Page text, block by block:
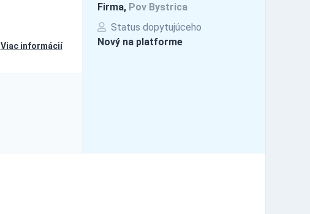
Firma, Pov Bystrica
Status dopytujúceho
Nový na platforme
Viac informácií